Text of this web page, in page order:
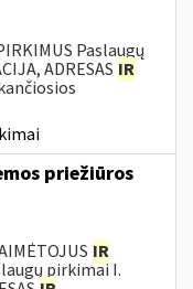
Paslaugų
ADRESAS IR
priežiūros
IR
pirkimai I.